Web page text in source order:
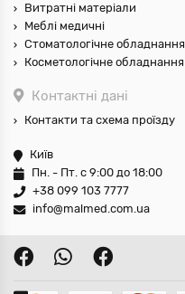
Витратні матеріали
Меблі медичні
Стоматологічне обладнання
Косметологічне обладнання
Контактні дані
Контакти та схема проїзду
Київ
Пн. - Пт. с 9:00 до 18:00
+38 099 103 7777
info@malmed.com.ua